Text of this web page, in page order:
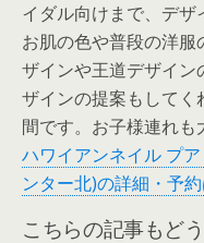
イダル向けまで、デザ
お肌の色や普段の洋
ザインや王道デザイ
ザインの提案もしてく
間です。お子様連れも
ハワイアンネイル プ
ンター北)の詳細・予
こちらの記事もど